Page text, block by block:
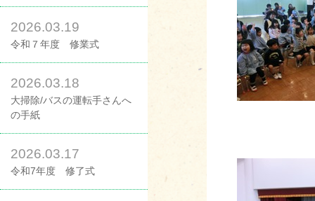
2026.03.19
令和７年度 修業式
2026.03.18
大掃除/バスの運転手さんへ
の手紙
2026.03.17
令和7年度 修了式